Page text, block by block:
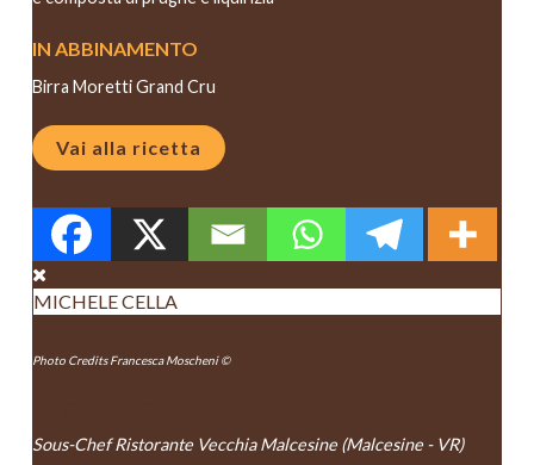
IN ABBINAMENTO
Birra Moretti Grand Cru
Vai alla ricetta
MICHELE CELLA
Photo Credits Francesca Moscheni ©
Sous-Chef Ristorante Vecchia Malcesine (Malcesine - VR)